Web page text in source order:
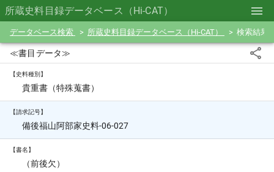
所蔵史料目録データベース（Hi-CAT）
データベース検索 所蔵史料目録データベース（Hi-CAT） 検索結果
≪書目データ≫
【史料種別】
貴重書（特殊蒐書）
【請求記号】
備後福山阿部家史料-06-027
【書名】
（前後欠）